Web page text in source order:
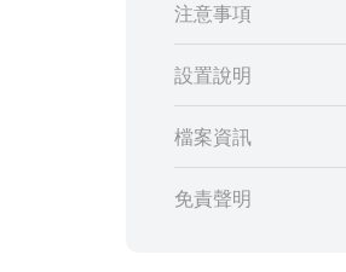
注意事項
設置說明
檔案資訊
免責聲明